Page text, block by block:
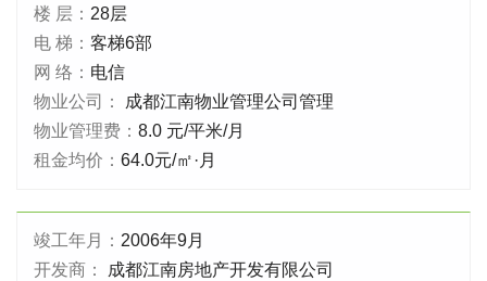
楼 层： 28层
电 梯： 客梯6部
网 络： 电信
物业公司：
成都江南物业管理公司管理
物业管理费： 8.0 元/平米/月
租金均价： 64.0元/㎡·月
竣工年月： 2006年9月
开发商：
成都江南房地产开发有限公司